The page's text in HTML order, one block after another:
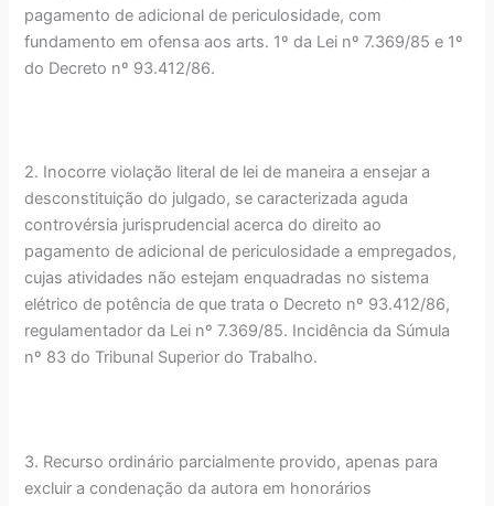
pagamento de adicional de periculosidade, com
fundamento em ofensa aos arts. 1º da Lei nº 7.369/85 e 1º
do Decreto nº 93.412/86.
2. Inocorre violação literal de lei de maneira a ensejar a
desconstituição do julgado, se caracterizada aguda
controvérsia jurisprudencial acerca do direito ao
pagamento de adicional de periculosidade a empregados,
cujas atividades não estejam enquadradas no sistema
elétrico de potência de que trata o Decreto nº 93.412/86,
regulamentador da Lei nº 7.369/85. Incidência da Súmula
nº 83 do Tribunal Superior do Trabalho.
3. Recurso ordinário parcialmente provido, apenas para
excluir a condenação da autora em honorários